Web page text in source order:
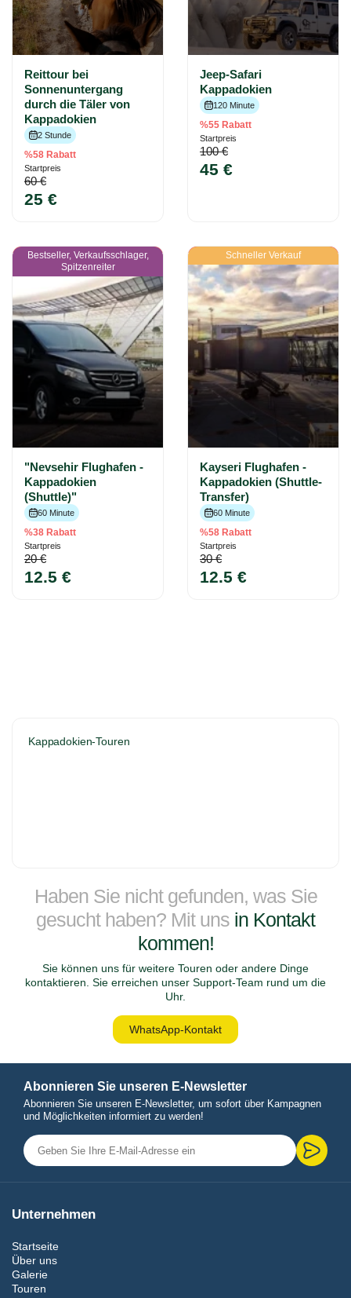
Reittour bei
Sonnenuntergang
durch die Täler von
Kappadokien
2 Stunde
%58 Rabatt
Startpreis
60 €
25 €
Jeep-Safari
Kappadokien
120 Minute
%55 Rabatt
Startpreis
100 €
45 €
Bestseller, Verkaufsschlager,
Spitzenreiter
"Nevsehir Flughafen -
Kappadokien
(Shuttle)"
60 Minute
%38 Rabatt
Startpreis
20 €
12.5 €
Schneller Verkauf
Kayseri Flughafen -
Kappadokien (Shuttle-
Transfer)
60 Minute
%58 Rabatt
Startpreis
30 €
12.5 €
Kappadokien-Touren
Haben Sie nicht gefunden, was Sie
gesucht haben? Mit uns in Kontakt
kommen!
Sie können uns für weitere Touren oder andere Dinge
kontaktieren. Sie erreichen unser Support-Team rund um die
Uhr.
WhatsApp-Kontakt
Abonnieren Sie unseren E-Newsletter
Abonnieren Sie unseren E-Newsletter, um sofort über Kampagnen
und Möglichkeiten informiert zu werden!
Unternehmen
Startseite
Über uns
Galerie
Touren